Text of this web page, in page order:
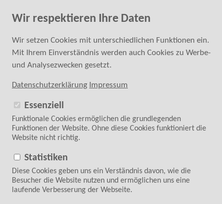
Fachkundige Hilfe bei der Kaufentscheidung
0 24 52 - 6 87 40 20
SUCHE
Startseite>Maschinensticken
Madeira Stickvliese und
Wir respektieren Ihre Daten
Wir setzen Cookies mit unterschiedlichen Funktionen ein.
Mit Ihrem Einverständnis werden auch Cookies zu Werbe-
und Analysezwecken gesetzt.
Datenschutzerklärung Impressum
Essenziell
Funktionale Cookies ermöglichen die grundlegenden
Funktionen der Website. Ohne diese Cookies funktioniert die
Website nicht richtig.
Statistiken
Diese Cookies geben uns ein Verständnis davon, wie die
Besucher die Website nutzen und ermöglichen uns eine
laufende Verbesserung der Webseite.